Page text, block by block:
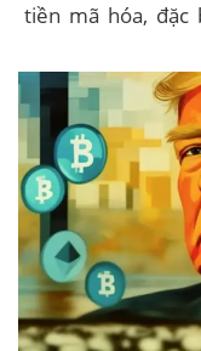
tiền mã hóa, đặc
Government...